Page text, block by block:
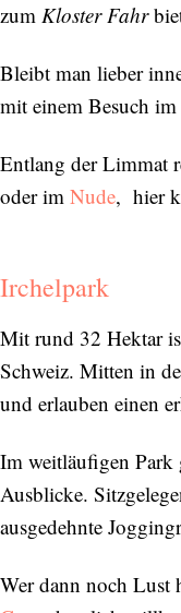
zum Kloster Fahr
Bleibt man lieber
mit einem Besuch im
Entlang der Limmat
oder im Nude, hier
Irchelpark
Mit rund 32 Hektar
Schweiz. Mitten in
und erlauben einen
Im weitläufigen Park
Ausblicke.
ausgedehnte
Wer dann noch Lust